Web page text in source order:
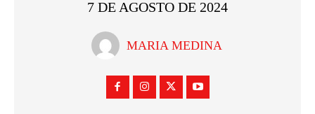
7 DE AGOSTO DE 2024
MARIA MEDINA